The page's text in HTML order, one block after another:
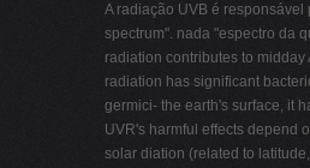
A radiação UVB é
spectrum". nada "espectro da
radiation contributes to
radiation has significant
germici- the earth's surface, it
UVR's harmful effects depend
solar diation (related to